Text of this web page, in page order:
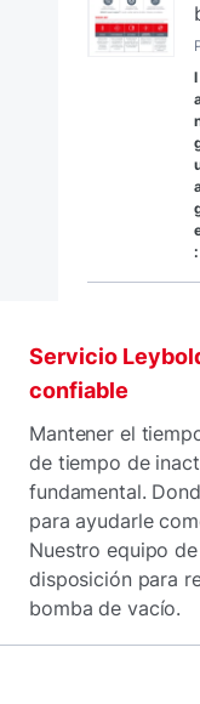
l
:
Servicio
confiable
Mantener el
de tiempo de
fundamental.
para ayudarle
Nuestro equipo
disposición para
bomba de vacío.